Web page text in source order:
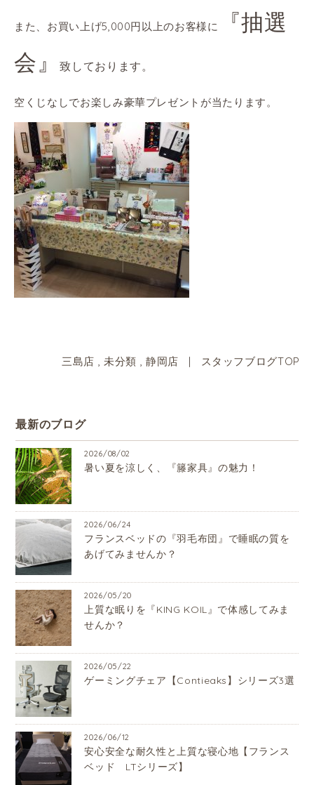
また、お買い上げ5,000円以上のお客様に
『抽選
会』致しております。
空くじなしでお楽しみ豪華プレゼントが当たります。
三島店 ,未分類 , 静岡店 | スタッフブログTOP
最新のブログ
2026/08/02
暑い夏を涼しく、『籐家具』の魅力！
2026/06/24
フランスベッドの『羽毛布団』で睡眠の質を
あげてみませんか？
2026/05/20
上質な眠りを『KING KOIL』で体感してみま
せんか？
2026/05/22
ゲーミングチェア【Contieaks】シリーズ3選
2026/06/12
安心安全な耐久性と上質な寝心地【フランス
ベッド LTシリーズ】